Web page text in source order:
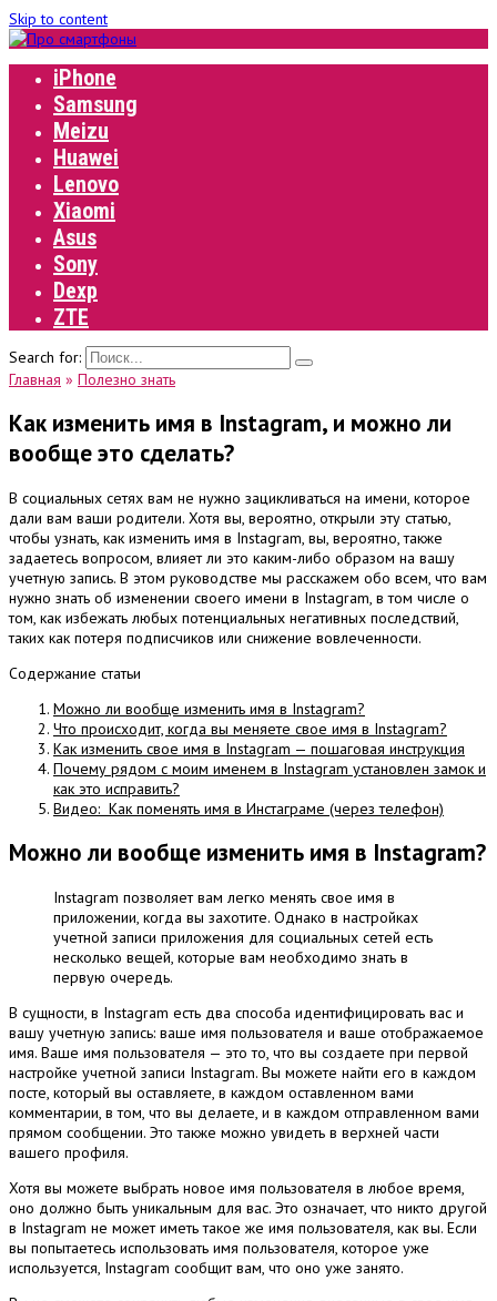
Skip to content
iPhone
Samsung
Meizu
Huawei
Lenovo
Xiaomi
Asus
Sony
Dexp
ZTE
Search for:
Главная » Полезно знать
Как изменить имя в Instagram, и можно ли
вообще это сделать?
В социальных сетях вам не нужно зацикливаться на имени, которое
дали вам ваши родители. Хотя вы, вероятно, открыли эту статью,
чтобы узнать, как изменить имя в Instagram, вы, вероятно, также
задаетесь вопросом, влияет ли это каким-либо образом на вашу
учетную запись. В этом руководстве мы расскажем обо всем, что вам
нужно знать об изменении своего имени в Instagram, в том числе о
том, как избежать любых потенциальных негативных последствий,
таких как потеря подписчиков или снижение вовлеченности.
Содержание статьи
Можно ли вообще изменить имя в Instagram?
Что происходит, когда вы меняете свое имя в Instagram?
Как изменить свое имя в Instagram — пошаговая инструкция
Почему рядом с моим именем в Instagram установлен замок и
как это исправить?
Видео: Как поменять имя в Инстаграме (через телефон)
Можно ли вообще изменить имя в Instagram?
Instagram позволяет вам легко менять свое имя в
приложении, когда вы захотите. Однако в настройках
учетной записи приложения для социальных сетей есть
несколько вещей, которые вам необходимо знать в
первую очередь.
В сущности, в Instagram есть два способа идентифицировать вас и
вашу учетную запись: ваше имя пользователя и ваше отображаемое
имя. Ваше имя пользователя — это то, что вы создаете при первой
настройке учетной записи Instagram. Вы можете найти его в каждом
посте, который вы оставляете, в каждом оставленном вами
комментарии, в том, что вы делаете, и в каждом отправленном вами
прямом сообщении. Это также можно увидеть в верхней части
вашего профиля.
Хотя вы можете выбрать новое имя пользователя в любое время,
оно должно быть уникальным для вас. Это означает, что никто другой
в Instagram не может иметь такое же имя пользователя, как вы. Если
вы попытаетесь использовать имя пользователя, которое уже
используется, Instagram сообщит вам, что оно уже занято.